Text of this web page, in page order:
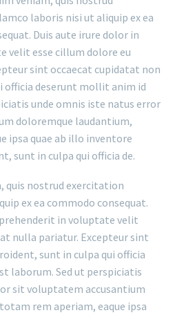
laboris nisi ut aliquip ex ea
Duis aute irure dolor in
velit esse cillum dolore eu
sint occaecat cupidatat non
officia deserunt mollit anim id
unde omnis iste natus error
doloremque laudantium,
ipsa quae ab illo inventore
sunt in culpa qui officia de.
quis nostrud exercitation
ex ea commodo consequat.
in voluptate velit
nulla pariatur. Excepteur sint
sunt in culpa qui officia
laborum. Sed ut perspiciatis
sit voluptatem accusantium
rem aperiam, eaque ipsa